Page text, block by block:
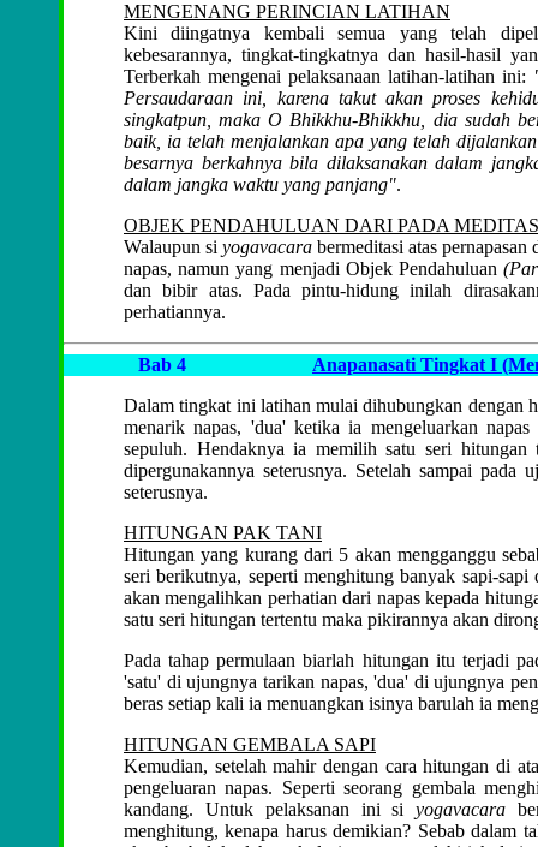
MENGENANG PERINCIAN LATIHAN
Kini diingatnya kembali semua yang telah
kebesarannya, tingkat-tingkatnya dan hasil-hasil
Terberkah mengenai pelaksanaan latihan-latihan ini:
Persaudaraan ini, karena takut akan proses
singkatpun, maka O Bhikkhu-Bhikkhu, dia sudah
baik, ia telah menjalankan apa yang telah
besarnya berkahnya bila dilaksanakan dalam
dalam jangka waktu yang panjang".
OBJEK PENDAHULUAN DARI PADA
Walaupun siyogavacara bermeditasi atas
napas, namun yang menjadi Objek Pendahuluan
dan bibir atas. Pada pintu-hidung inilah
perhatiannya.
Bab 4
Anapanasati Tingkat I
Dalam tingkat ini latihan mulai dihubungkan dengan
menarik napas, 'dua' ketika ia mengeluarkan
sepuluh. Hendaknya ia memilih satu seri
dipergunakannya seterusnya. Setelah sampai
seterusnya.
HITUNGAN PAK TANI
Hitungan yang kurang dari 5 akan mengganggu
seri berikutnya, seperti menghitung banyak sapi-
akan mengalihkan perhatian dari napas kepada
satu seri hitungan tertentu maka pikirannya akan
Pada tahap permulaan biarlah hitungan itu terjadi
'satu' di ujungnya tarikan napas, 'dua' di ujungnya
beras setiap kali ia menuangkan isinya barulah ia
HITUNGAN GEMBALA SAPI
Kemudian, setelah mahir dengan cara hitungan di
pengeluaran napas. Seperti seorang gembala
kandang. Untuk pelaksanan ini siyogavacara
menghitung, kenapa harus demikian? Sebab dalam